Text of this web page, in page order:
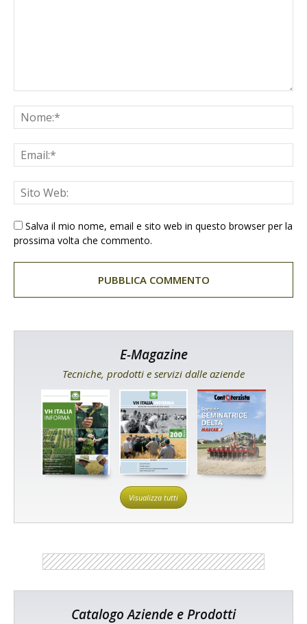
Salva il mio nome, email e sito web in questo browser per la
prossima volta che commento.
E-Magazine
Tecniche, prodotti e servizi dalle aziende
Visualizza tutti
Catalogo Aziende e Prodotti